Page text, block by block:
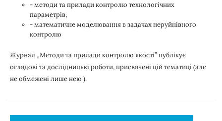
- методи та прилади контролю технологічних
параметрів,
- математичне моделювання в задачах неруйнівного
контролю
Журнал „Методи та прилади контролю якості” публікує
оглядові та дослідницькі роботи, присвячені цій тематиці (але
не обмежені лише нею ).